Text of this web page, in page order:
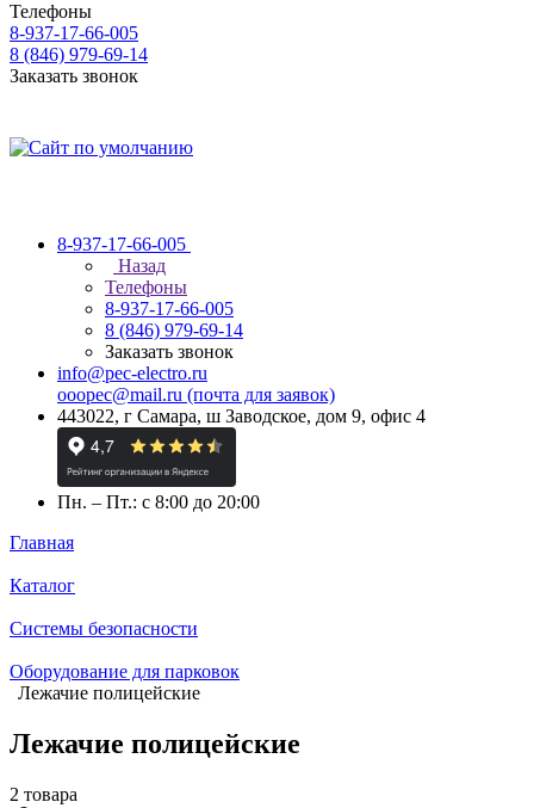
Телефоны
8-937-17-66-005
8 (846) 979-69-14
Заказать звонок
8-937-17-66-005
Назад
Телефоны
8-937-17-66-005
8 (846) 979-69-14
Заказать звонок
info@pec-electro.ru
ooopec@mail.ru (почта для заявок)
443022, г Самара, ш Заводское, дом 9, офис 4
Пн. – Пт.: с 8:00 до 20:00
Главная
Каталог
Системы безопасности
Оборудование для парковок
Лежачие полицейские
Лежачие полицейские
2 товара